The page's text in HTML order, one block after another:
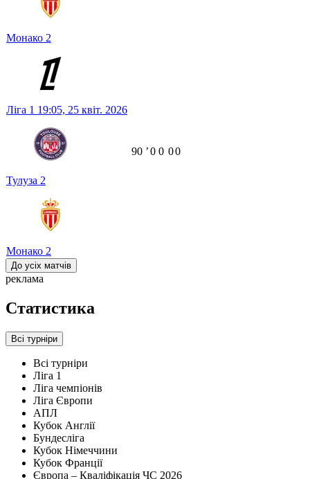
Монако 2
Ліга 1 19:05, 25 квіт. 2026
Тулуза 2
Монако 2
90 ʼ0 0 00
До усіх матчів
реклама
Статистика
Всі турніри
Всі турніри
Ліга 1
Ліга чемпіонів
Ліга Європи
АПЛ
Кубок Англії
Бундесліга
Кубок Німеччини
Кубок Франції
Європа – Кваліфікація ЧС 2026